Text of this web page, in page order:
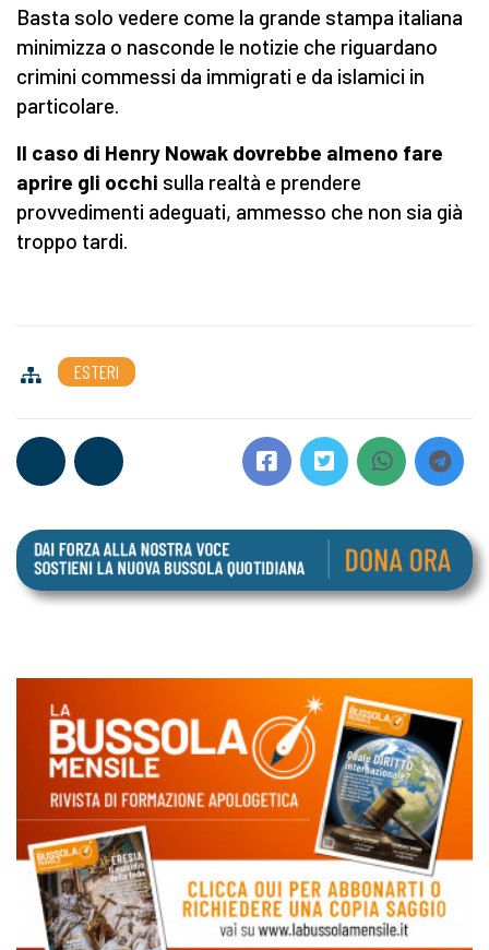
Basta solo vedere come la grande stampa italiana
minimizza o nasconde le notizie che riguardano
crimini commessi da immigrati e da islamici in
particolare.
Il caso di Henry Nowak dovrebbe almeno fare
aprire gli occhi sulla realtà e prendere
provvedimenti adeguati, ammesso che non sia già
troppo tardi.
ESTERI